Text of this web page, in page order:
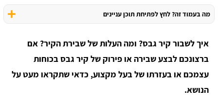
מה בעמוד זה? לחץ לפתיחת תוכן עניינים
איך לשבור קיר גבס? ומה העלות של שבירת הקיר? אם
ברצונכם לבצע שבירה או פירוק של קיר גבס בכוחות
עצמכם או בעזרתו של בעל מקצוע, כדאי שתקראו מעט על
הנושא.